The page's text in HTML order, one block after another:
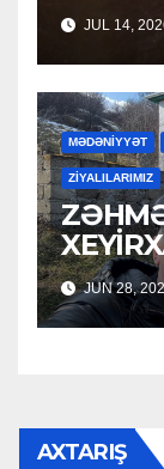
JUL 14,
MƏDƏNİYYƏT
ZİYALILARIMIZ
HACI
JUN 28,
AXTARIŞ